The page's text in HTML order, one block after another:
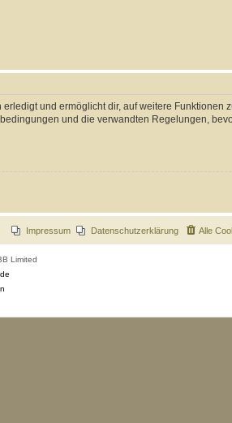
und ermöglicht dir, auf weitere Funktionen
und die verwandten Regelungen,
Alle
Datenschutzerklärung
Impressum
Limited